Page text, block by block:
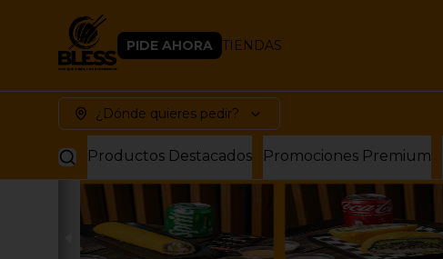
PIDE AHORA TIENDAS
¿Dónde quieres pedir?
Productos Destacados Promociones Premium